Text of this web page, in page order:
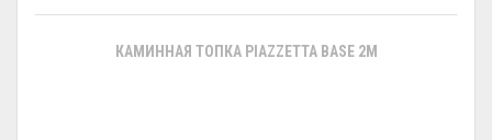
КАМИННАЯ ТОПКА PIAZZETTA BASE 2M